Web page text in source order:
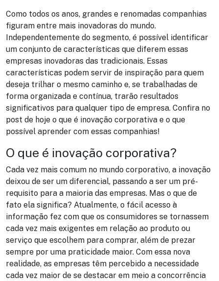
Como todos os anos, grandes e renomadas companhias
figuram entre mais inovadoras do mundo.
Independentemente do segmento, é possível identificar
um conjunto de características que diferem essas
empresas inovadoras das tradicionais. Essas
características podem servir de inspiração para quem
deseja trilhar o mesmo caminho e, se trabalhadas de
forma organizada e contínua, trarão resultados
significativos para qualquer tipo de empresa. Confira no
post de hoje o que é inovação corporativa e o que
possível aprender com essas companhias!
O que é inovação corporativa?
Cada vez mais comum no mundo corporativo, a inovação
deixou de ser um diferencial, passando a ser um pré-
requisito para a maioria das empresas. Mas o que de
fato ela significa? Atualmente, o fácil acesso à
informação fez com que os consumidores se tornassem
cada vez mais exigentes em relação ao produto ou
serviço que escolhem para comprar, além de prezar
sempre por uma praticidade maior. Com essa nova
realidade, as empresas têm percebido a necessidade
cada vez maior de se destacar em meio a concorrência